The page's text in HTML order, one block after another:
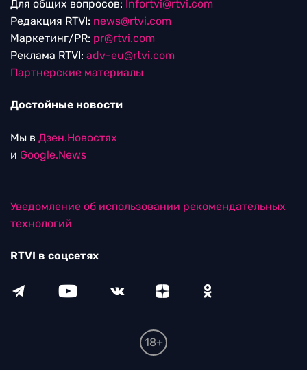
Для общих вопросов: Infortvi@rtvi.com
Редакция RTVI: news@rtvi.com
Маркетинг/PR: pr@rtvi.com
Реклама RTVI: adv-eu@rtvi.com
Партнерские материалы
Достойные новости
Мы в Дзен.Новостях
и Google.News
Уведомление об использовании рекомендательных
технологий
RTVI в соцсетях
18+